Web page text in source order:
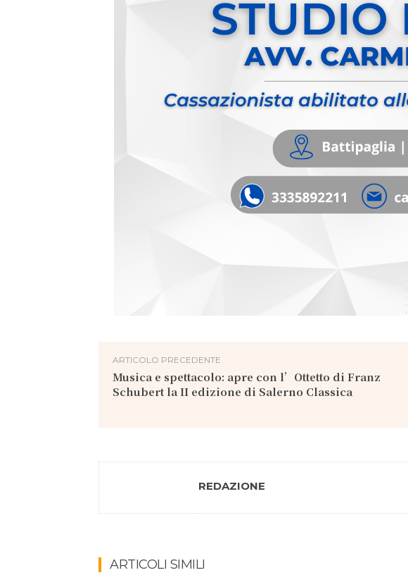
ARTICOLO PRECEDENTE
Musica e spettacolo: apre con l’Ottetto di Franz
Schubert la II edizione di Salerno Classica
REDAZIONE
ARTICOLI SIMILI